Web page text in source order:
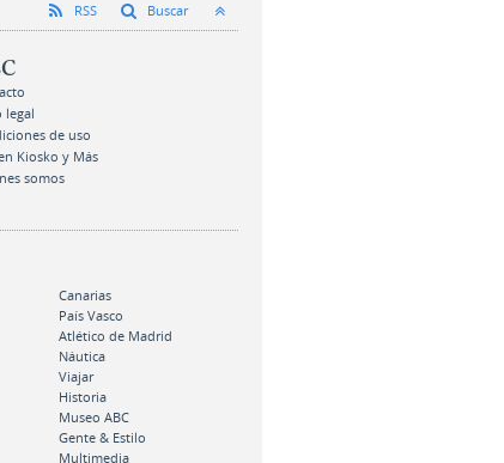
RSS Buscar
legal
de uso
Kiosko y Más
somos
Canarias
País Vasco
Atlético de Madrid
Náutica
Viajar
Historia
Museo ABC
Gente & Estilo
Multimedia